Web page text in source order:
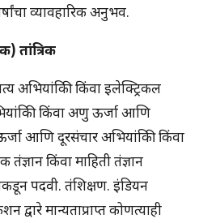
व्यावहारिक अनुभव.
तांत्रिक
अभियांत्रिकी किंवा इलेक्ट्रिकल
किंवा अणु ऊर्जा आणि
आणि दूरसंचार अभियांत्रिकी किंवा
किंवा माहिती तंत्रज्ञान
पदवी. तंत्रशिक्षण. इंडियन
मान्यताप्राप्त कोणत्याही